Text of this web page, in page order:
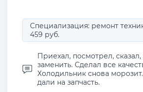
Специализация: ремонт
459 руб.
Приехал, посмотрел,
заменить. Сделал все
Холодильник снова
дали на запчасть.